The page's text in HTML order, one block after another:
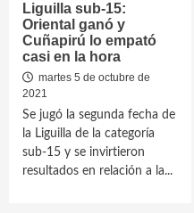
Liguilla sub-15:
Oriental ganó y
Cuñapirú lo empató
casi en la hora
martes 5 de octubre de
2021
Se jugó la segunda fecha de
la Liguilla de la categoría
sub-15 y se invirtieron
resultados en relación a la...